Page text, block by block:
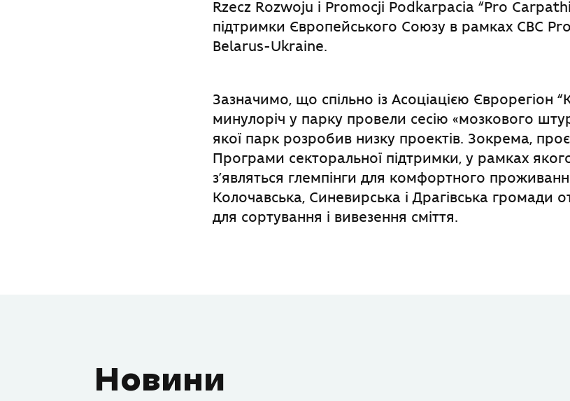
Rzecz Rozwoju i Promocji Podkarpacia “Pro
підтримки Європейського Союзу в рамках CBC
Belarus-Ukraine.
Зазначимо, що спільно із Асоціацією Єврорегіон
минулоріч у парку провели сесію «мозкового
якої парк розробив низку проектів. Зокрема,
Програми секторальної підтримки, у рамках
з’являться глемпінги для комфортного
Колочавська, Синевирська і Драгівська громади
для сортування і вивезення сміття.
Новини